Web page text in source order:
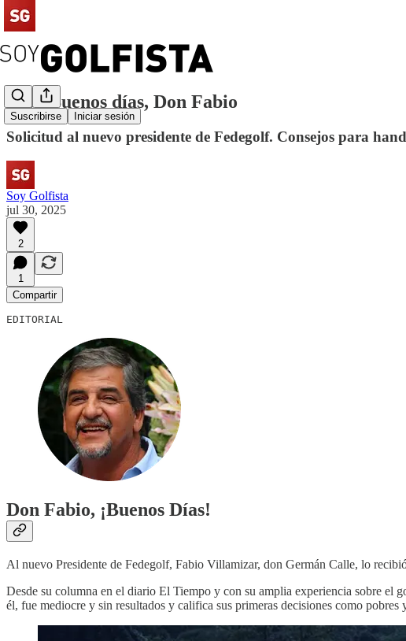
Suscribirse Iniciar sesión
#161 Buenos días, Don Fabio
Solicitud al nuevo presidente de Fedegolf. Consejos para
Soy Golfista
jul 30, 2025
2
1
Compartir
EDITORIAL
Don Fabio, ¡Buenos Días!
Al nuevo Presidente de Fedegolf, Fabio Villamizar, don Germán Calle, lo
Desde su columna en el diario El Tiempo y con su amplia experiencia sobre el
él, fue mediocre y sin resultados y califica sus primeras decisiones como pobres